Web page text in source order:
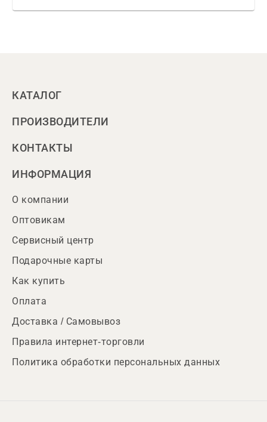
КАТАЛОГ
ПРОИЗВОДИТЕЛИ
КОНТАКТЫ
ИНФОРМАЦИЯ
О компании
Оптовикам
Сервисный центр
Подарочные карты
Как купить
Оплата
Доставка / Самовывоз
Правила интернет-торговли
Политика обработки персональных данных